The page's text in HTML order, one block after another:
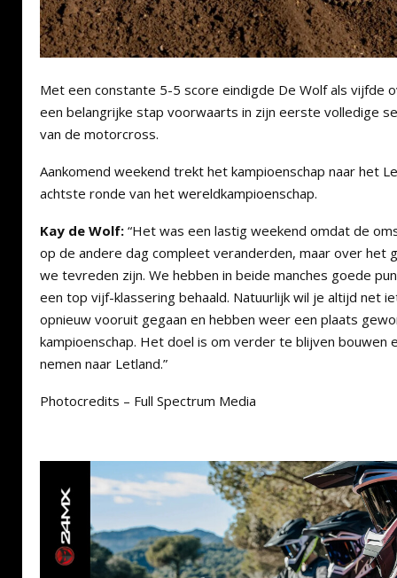
Met een constante 5-5 score eindigde De Wolf als vijfde
een belangrijke stap voorwaarts in zijn eerste volledige
van de motorcross.
Aankomend weekend trekt het kampioenschap naar het
achtste ronde van het wereldkampioenschap.
Kay de Wolf: “Het was een lastig weekend omdat de
op de andere dag compleet veranderden, maar over het
we tevreden zijn. We hebben in beide manches goede
een top vijf-klassering behaald. Natuurlijk wil je altijd net
opnieuw vooruit gegaan en hebben weer een plaats
kampioenschap. Het doel is om verder te blijven bouwen
nemen naar Letland.”
Photocredits – Full Spectrum Media